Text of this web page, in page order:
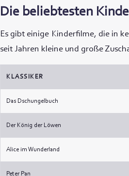
Die beliebtesten
Es gibt einige Kinderfilme, die in
seit Jahren kleine und große
KLASSIKER
Das Dschungelbuch
Der König der Löwen
Alice im Wunderland
Peter Pan